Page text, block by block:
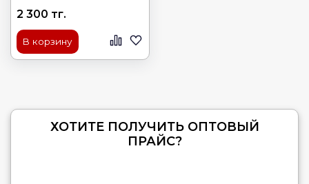
2 300 тг.
В корзину
ХОТИТЕ ПОЛУЧИТЬ ОПТОВЫЙ
ПРАЙС?